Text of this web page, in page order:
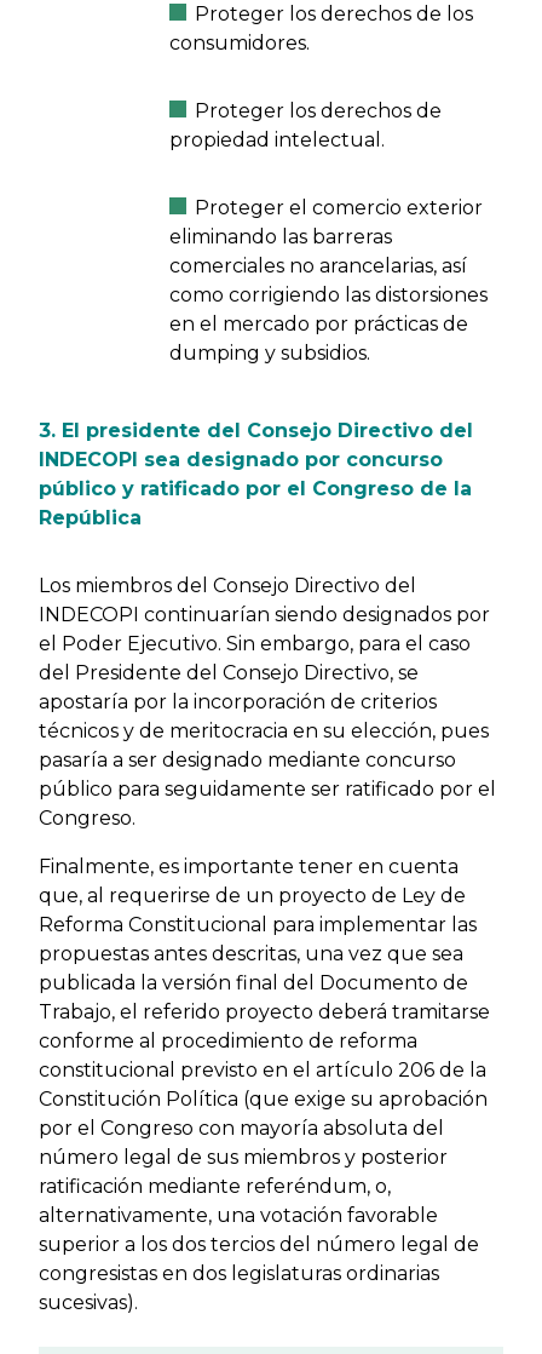
Proteger los derechos de los
consumidores.
Proteger los derechos de
propiedad intelectual.
Proteger el comercio exterior
eliminando las barreras
comerciales no arancelarias, así
como corrigiendo las distorsiones
en el mercado por prácticas de
dumping y subsidios.
3. El presidente del Consejo Directivo del
INDECOPI sea designado por concurso
público y ratificado por el Congreso de la
República
Los miembros del Consejo Directivo del
INDECOPI continuarían siendo designados por
el Poder Ejecutivo. Sin embargo, para el caso
del Presidente del Consejo Directivo, se
apostaría por la incorporación de criterios
técnicos y de meritocracia en su elección, pues
pasaría a ser designado mediante concurso
público para seguidamente ser ratificado por el
Congreso.
Finalmente, es importante tener en cuenta
que, al requerirse de un proyecto de Ley de
Reforma Constitucional para implementar las
propuestas antes descritas, una vez que sea
publicada la versión final del Documento de
Trabajo, el referido proyecto deberá tramitarse
conforme al procedimiento de reforma
constitucional previsto en el artículo 206 de la
Constitución Política (que exige su aprobación
por el Congreso con mayoría absoluta del
número legal de sus miembros y posterior
ratificación mediante referéndum, o,
alternativamente, una votación favorable
superior a los dos tercios del número legal de
congresistas en dos legislaturas ordinarias
sucesivas).